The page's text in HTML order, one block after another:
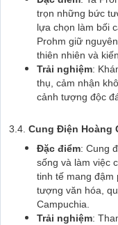
trọn những bức
lựa chọn làm bối
Prohm giữ
thiên nhiên và
Trải nghiệm:
thụ, cảm nhận
cảnh tượng độc
3.4. Cung Điện Hoàng
Đặc điểm: Cung
sống và làm việc
tinh tế mang đậm
tượng văn hóa,
Campuchia.
Trải nghiệm: